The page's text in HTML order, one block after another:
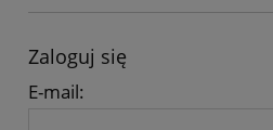
Zaloguj się
E-mail: